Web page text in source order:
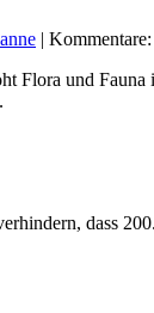
| Kommentare:
Flora und
dass